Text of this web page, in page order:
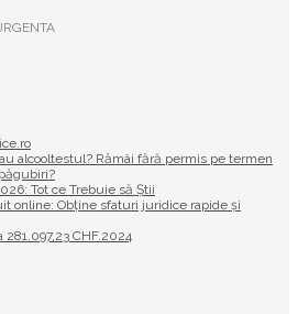
alcooltestul? Rămâi fără permis pe termen
Tot ce Trebuie să Știi
online: Obține sfaturi juridice rapide și
CHF.2024